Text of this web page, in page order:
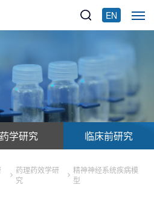
EN
药学研究 临床前研究
药理药效学研
究
精神神经系统疾病模
型